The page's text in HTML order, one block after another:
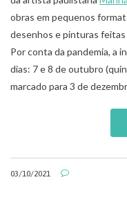
obras em pequenos
desenhos e pinturas
Por conta da pandemia, a
dias: 7 e 8 de outubro
marcado para 3 de
03/10/2021